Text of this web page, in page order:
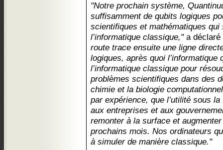
"Notre prochain système,
suffisamment de qubits logiques
scientifiques et mathématiques
l’informatique classique,"a déclaré
route trace ensuite une ligne
logiques, après quoi l’informatique
l’informatique classique pour
problèmes scientifiques dans des
chimie et la biologie
par expérience, que l’utilité sous
aux entreprises et aux
remonter à la surface et
prochains mois. Nos ordinateurs
à simuler de manière classique."